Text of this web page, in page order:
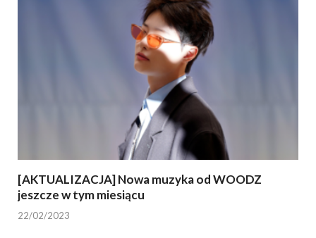
[AKTUALIZACJA] Nowa muzyka od WOODZ
jeszcze w tym miesiącu
22/02/2023